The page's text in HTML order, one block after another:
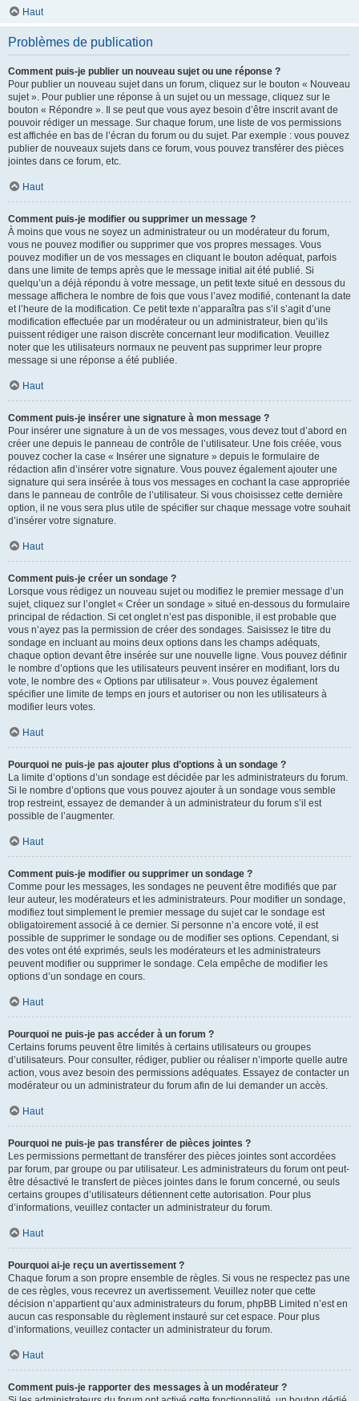
Haut
Problèmes de publication
Comment puis-je publier un nouveau sujet ou une réponse ?
Pour publier un nouveau sujet dans un forum, cliquez sur le bouton « Nouveau
sujet ». Pour publier une réponse à un sujet ou un message, cliquez sur le
bouton « Répondre ». Il se peut que vous ayez besoin d’être inscrit avant de
pouvoir rédiger un message. Sur chaque forum, une liste de vos permissions
est affichée en bas de l’écran du forum ou du sujet. Par exemple : vous pouvez
publier de nouveaux sujets dans ce forum, vous pouvez transférer des pièces
jointes dans ce forum, etc.
Haut
Comment puis-je modifier ou supprimer un message ?
À moins que vous ne soyez un administrateur ou un modérateur du forum,
vous ne pouvez modifier ou supprimer que vos propres messages. Vous
pouvez modifier un de vos messages en cliquant le bouton adéquat, parfois
dans une limite de temps après que le message initial ait été publié. Si
quelqu’un a déjà répondu à votre message, un petit texte situé en dessous du
message affichera le nombre de fois que vous l’avez modifié, contenant la date
et l’heure de la modification. Ce petit texte n’apparaîtra pas s’il s’agit d’une
modification effectuée par un modérateur ou un administrateur, bien qu’ils
puissent rédiger une raison discrète concernant leur modification. Veuillez
noter que les utilisateurs normaux ne peuvent pas supprimer leur propre
message si une réponse a été publiée.
Haut
Comment puis-je insérer une signature à mon message ?
Pour insérer une signature à un de vos messages, vous devez tout d’abord en
créer une depuis le panneau de contrôle de l’utilisateur. Une fois créée, vous
pouvez cocher la case « Insérer une signature » depuis le formulaire de
rédaction afin d’insérer votre signature. Vous pouvez également ajouter une
signature qui sera insérée à tous vos messages en cochant la case appropriée
dans le panneau de contrôle de l’utilisateur. Si vous choisissez cette dernière
option, il ne vous sera plus utile de spécifier sur chaque message votre souhait
d’insérer votre signature.
Haut
Comment puis-je créer un sondage ?
Lorsque vous rédigez un nouveau sujet ou modifiez le premier message d’un
sujet, cliquez sur l’onglet « Créer un sondage » situé en-dessous du formulaire
principal de rédaction. Si cet onglet n’est pas disponible, il est probable que
vous n’ayez pas la permission de créer des sondages. Saisissez le titre du
sondage en incluant au moins deux options dans les champs adéquats,
chaque option devant être insérée sur une nouvelle ligne. Vous pouvez définir
le nombre d’options que les utilisateurs peuvent insérer en modifiant, lors du
vote, le nombre des « Options par utilisateur ». Vous pouvez également
spécifier une limite de temps en jours et autoriser ou non les utilisateurs à
modifier leurs votes.
Haut
Pourquoi ne puis-je pas ajouter plus d’options à un sondage ?
La limite d’options d’un sondage est décidée par les administrateurs du forum.
Si le nombre d’options que vous pouvez ajouter à un sondage vous semble
trop restreint, essayez de demander à un administrateur du forum s’il est
possible de l’augmenter.
Haut
Comment puis-je modifier ou supprimer un sondage ?
Comme pour les messages, les sondages ne peuvent être modifiés que par
leur auteur, les modérateurs et les administrateurs. Pour modifier un sondage,
modifiez tout simplement le premier message du sujet car le sondage est
obligatoirement associé à ce dernier. Si personne n’a encore voté, il est
possible de supprimer le sondage ou de modifier ses options. Cependant, si
des votes ont été exprimés, seuls les modérateurs et les administrateurs
peuvent modifier ou supprimer le sondage. Cela empêche de modifier les
options d’un sondage en cours.
Haut
Pourquoi ne puis-je pas accéder à un forum ?
Certains forums peuvent être limités à certains utilisateurs ou groupes
d’utilisateurs. Pour consulter, rédiger, publier ou réaliser n’importe quelle autre
action, vous avez besoin des permissions adéquates. Essayez de contacter un
modérateur ou un administrateur du forum afin de lui demander un accès.
Haut
Pourquoi ne puis-je pas transférer de pièces jointes ?
Les permissions permettant de transférer des pièces jointes sont accordées
par forum, par groupe ou par utilisateur. Les administrateurs du forum ont peut-
être désactivé le transfert de pièces jointes dans le forum concerné, ou seuls
certains groupes d’utilisateurs détiennent cette autorisation. Pour plus
d’informations, veuillez contacter un administrateur du forum.
Haut
Pourquoi ai-je reçu un avertissement ?
Chaque forum a son propre ensemble de règles. Si vous ne respectez pas une
de ces règles, vous recevrez un avertissement. Veuillez noter que cette
décision n’appartient qu’aux administrateurs du forum, phpBB Limited n’est en
aucun cas responsable du règlement instauré sur cet espace. Pour plus
d’informations, veuillez contacter un administrateur du forum.
Haut
Comment puis-je rapporter des messages à un modérateur ?